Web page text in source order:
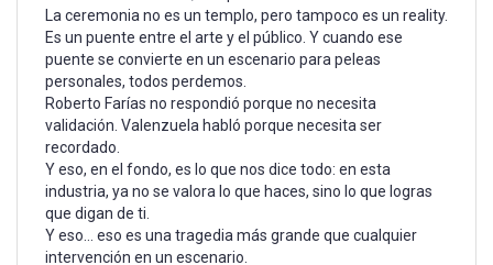
La ceremonia no es un templo, pero tampoco es un reality.
Es un puente entre el arte y el público. Y cuando ese
puente se convierte en un escenario para peleas
personales, todos perdemos.
Roberto Farías no respondió porque no necesita
validación. Valenzuela habló porque necesita ser
recordado.
Y eso, en el fondo, es lo que nos dice todo: en esta
industria, ya no se valora lo que haces, sino lo que logras
que digan de ti.
Y eso… eso es una tragedia más grande que cualquier
intervención en un escenario.